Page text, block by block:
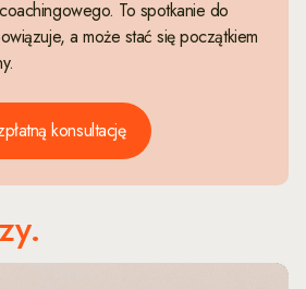
To spotkanie do
a może stać się początkiem
konsultację